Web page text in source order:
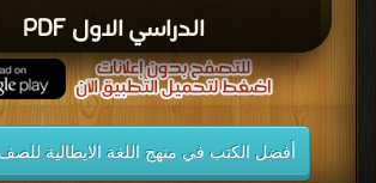
الدراسي الاول PDF
أفضل الكتب في منهج اللغة الايطالية للصف